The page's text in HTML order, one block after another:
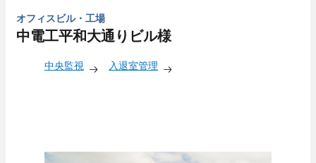
オフィスビル・工場
中電工平和大通りビル様
中央監視 入退室管理